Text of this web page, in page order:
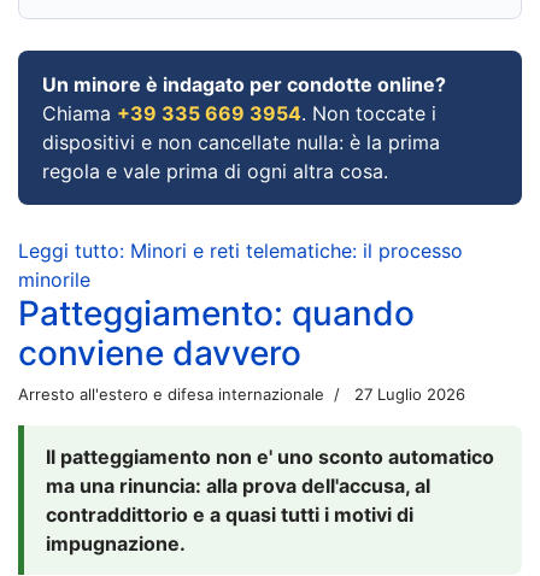
Un minore è indagato per condotte online?
Chiama +39 335 669 3954. Non toccate i
dispositivi e non cancellate nulla: è la prima
regola e vale prima di ogni altra cosa.
Leggi tutto: Minori e reti telematiche: il processo
minorile
Patteggiamento: quando
conviene davvero
Arresto all'estero e difesa internazionale 27 Luglio 2026
Il patteggiamento non e' uno sconto automatico
ma una rinuncia: alla prova dell'accusa, al
contraddittorio e a quasi tutti i motivi di
impugnazione.